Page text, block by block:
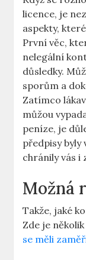
licence, je
aspekty,
První věc,
nelegální
důsledky.
sporům a
Zatímco
můžou
peníze, je
předpisy
chránily vás i
Možná
Takže, jaké
Zde je
se měli